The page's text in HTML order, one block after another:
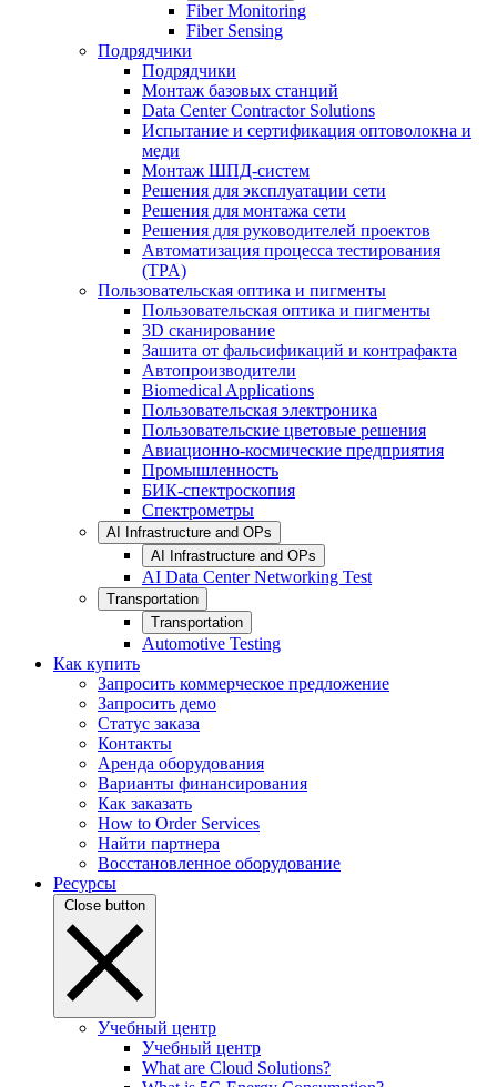
Fiber Monitoring
Fiber Sensing
Подрядчики
Подрядчики
Монтаж базовых станций
Data Center Contractor Solutions
Испытание и сертификация оптоволокна и
меди
Монтаж ШПД-систем
Решения для эксплуатации сети
Решения для монтажа сети
Решения для руководителей проектов
Автоматизация процесса тестирования
(TPA)
Пользовательская оптика и пигменты
Пользовательская оптика и пигменты
3D сканирование
Зашита от фальсификаций и контрафакта
Автопроизводители
Biomedical Applications
Пользовательская электроника
Пользовательские цветовые решения
Авиационно-космические предприятия
Промышленность
БИК-спектроскопия
Спектрометры
AI Infrastructure and OPs
AI Infrastructure and OPs
AI Data Center Networking Test
Transportation
Transportation
Automotive Testing
Как купить
Запросить коммерческое предложение
Запросить демо
Статус заказа
Контакты
Аренда оборудования
Варианты финансирования
Как заказать
How to Order Services
Найти партнера
Восстановленное оборудование
Ресурсы
Close button
Учебный центр
Учебный центр
What are Cloud Solutions?